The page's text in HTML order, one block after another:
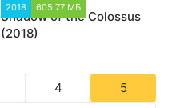
2018 605.77 МБ
Shadow of the Colossus
(2018)
4
5